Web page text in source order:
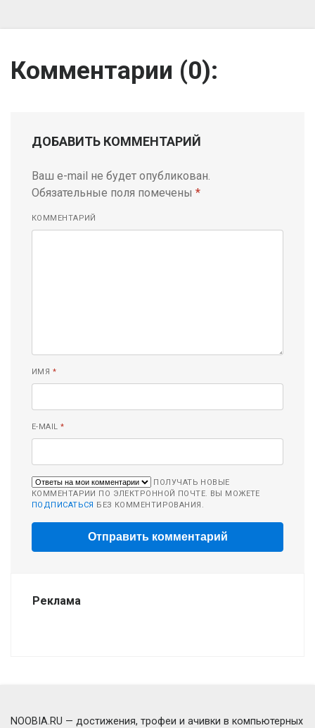
Комментарии (0):
ДОБАВИТЬ КОММЕНТАРИЙ
Ваш e-mail не будет опубликован.
Обязательные поля помечены *
КОММЕНТАРИЙ
ИМЯ *
E-MAIL*
ПОЛУЧАТЬ НОВЫЕ
КОММЕНТАРИИ ПО ЭЛЕКТРОННОЙ ПОЧТЕ. ВЫ МОЖЕТЕ
ПОДПИСАТЬСЯ БЕЗ КОММЕНТИРОВАНИЯ.
Реклама
NOOBIA.RU — достижения, трофеи и ачивки в компьютерных